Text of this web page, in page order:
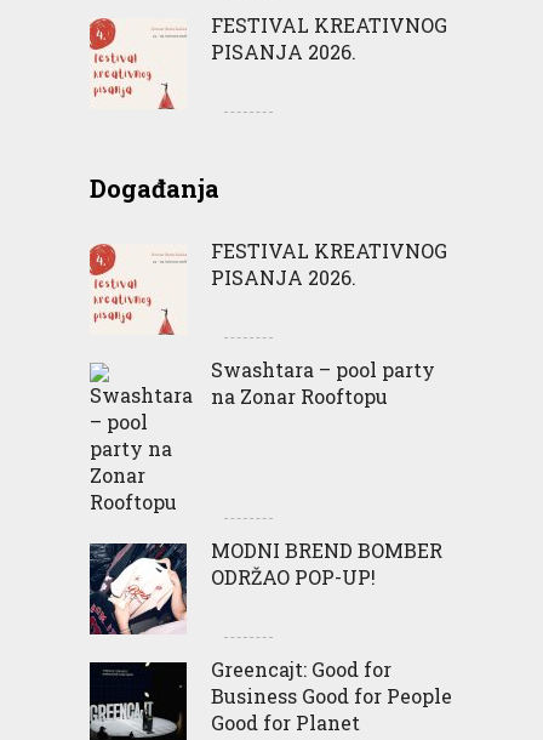
FESTIVAL KREATIVNOG
PISANJA 2026.
Događanja
FESTIVAL KREATIVNOG
PISANJA 2026.
Swashtara – pool party
na Zonar Rooftopu
MODNI BREND BOMBER
ODRŽAO POP-UP!
Greencajt: Good for
Business Good for People
Good for Planet